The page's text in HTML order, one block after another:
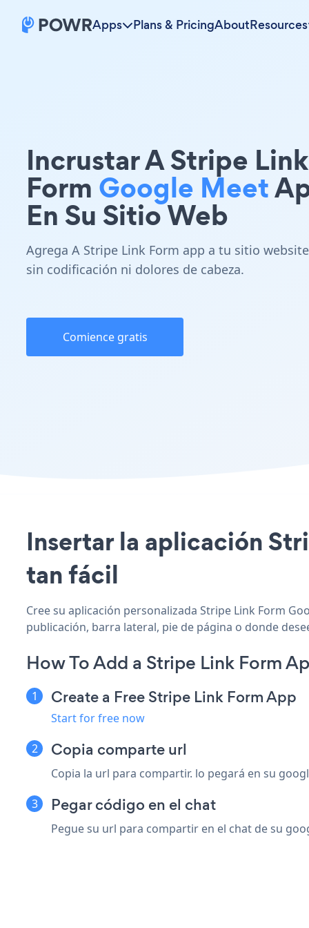
Apps Plans & PricingAboutResources
Incrustar A Stripe Link
Form Google Meet
En Su Sitio Web
Agrega A Stripe Link Form app a tu sitio website
sin codificación ni dolores de cabeza.
Comience gratis
Insertar la aplicación
tan fácil
Cree su aplicación personalizada Stripe Link Form
publicación, barra lateral, pie de página o donde
How To Add a Stripe Link Form
Create a Free Stripe Link Form App
Start for free now
Copia comparte url
Copia la url para compartir. lo pegará en su
Pegar código en el chat
Pegue su url para compartir en el chat de su